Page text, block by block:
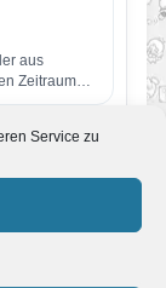
Service zu
aus
Zeitraum
für Wii U
für
neu zur
für Wii U